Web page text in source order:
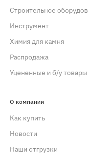
Строительное
Инструмент
Химия для камня
Распродажа
Уцененные и б/у товары
О компании
Как купить
Новости
Наши отгрузки